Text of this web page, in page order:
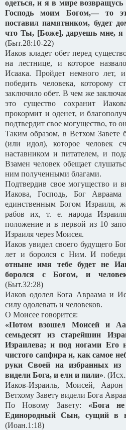
одеться, и я в мире возвращусь
Господь моим Богом,— то
поставил памятником, будет
что Ты, [Боже], даруешь мне, я
(Быт.28:10-22)
Иаков кладет обет перед
на лестнице, и которое
Исаака. Пройдет немного лет,
победить человека, которому
заключило обет. В чем же
это существо сохранит
прокормит и оденет, и
подтвердит свое могущество, то
Таким образом, в Ветхом Завете
(или идол), которое человек
наставником и питателем, и
Взамен человек обещает
ним полученными благами.
Подтвердив свое могущество и
Иакова, Господь, Бог
единственным Богом Израиля,
рабов их, т. е. народа
положение и в первой из 10
Израиля через Моисея.
Иаков увидел своего будущего
лет и боролся с Ним. И
отныне имя тебе будет не
боролся с Богом, и
(Быт.32:28)
Иаков одолел Бога Авраама и
силу одолевать и человеков.
О Моисее говорится:
«Потом взошел Моисей и
семьдесят из старейшин
Израилева; и под ногами Его
чистого сапфира и, как самое
руки Своей на избранных из
видели Бога, и ели и пили».
Иаков-Израиль, Моисей,
Ветхому Завету видели Бога
По Новому Завету: «Бога
Единородный Сын, сущий в
(Иоан.1:18)